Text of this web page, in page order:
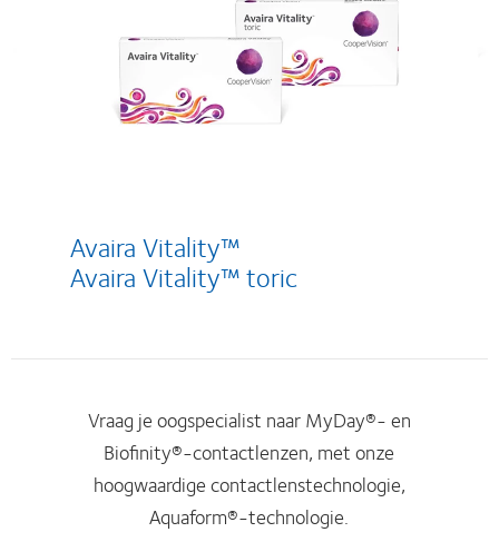
Avaira Vitality™
Avaira Vitality™ toric
Vraag je oogspecialist naar MyDay®- en
Biofinity®-contactlenzen, met onze
hoogwaardige contactlenstechnologie,
Aquaform®-technologie.